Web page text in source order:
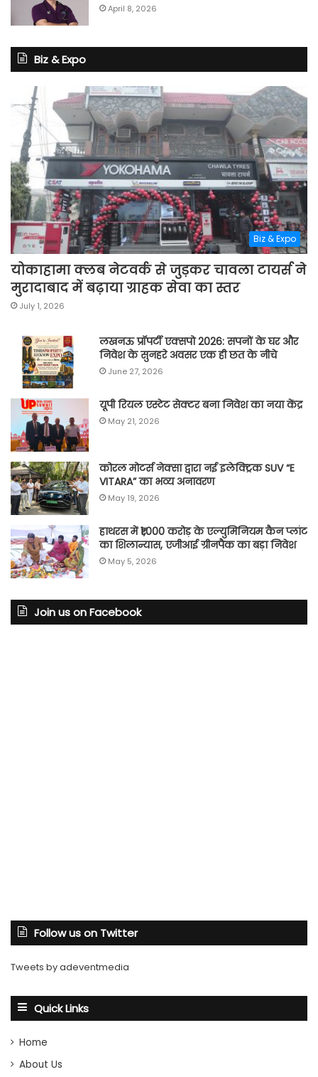
April 8, 2026
Biz & Expo
Biz & Expo
योकाहामा क्लब नेटवर्क से जुड़कर चावला टायर्स ने
मुरादाबाद में बढ़ाया ग्राहक सेवा का स्तर
July 1, 2026
लखनऊ प्रॉपर्टी एक्सपो 2026: सपनों के घर और
निवेश के सुनहरे अवसर एक ही छत के नीचे
June 27, 2026
यूपी रियल एस्टेट सेक्टर बना निवेश का नया केंद्र
May 21, 2026
कोरल मोटर्स नेक्सा द्वारा नई इलेक्ट्रिक SUV “E
VITARA” का भव्य अनावरण
May 19, 2026
हाथरस में ₹1,000 करोड़ के एल्युमिनियम कैन प्लांट
का शिलान्यास, एजीआई ग्रीनपैक का बड़ा निवेश
May 5, 2026
Join us on Facebook
Follow us on Twitter
Tweets by adeventmedia
Quick Links
Home
About Us